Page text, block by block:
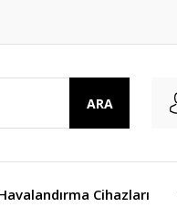
ARA
Cihazları